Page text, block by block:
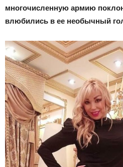
многочисленную армию
влюбились в ее необычный